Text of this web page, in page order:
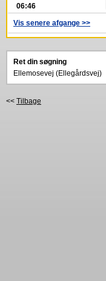
06:46
Vis senere afgange >>
Ret din søgning
Ellemosevej (Ellegårdsvej)
<< Tilbage